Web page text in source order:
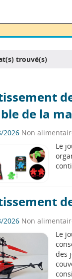
trouvé(s)
de la
2026 Non
Le
2026 Non
Le
des